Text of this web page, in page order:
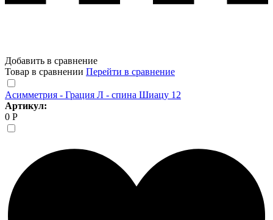
Добавить в сравнение
Товар в сравнении Перейти в сравнение
Асимметрия - Грация Л - спина Шиацу 12
Артикул:
0 Р